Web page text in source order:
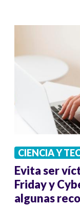
CIENCIA Y
Evita ser
Friday y
algunas